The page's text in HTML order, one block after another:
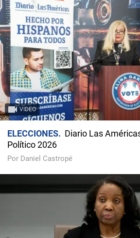
VIDEO
ELECCIONES
Diario Las
Político 2026
Por Daniel Castropé